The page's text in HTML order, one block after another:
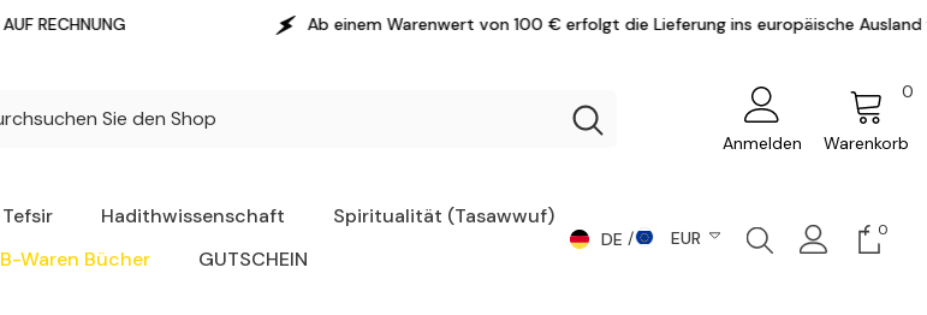
Ab einem Warenwert von 100 € erfolgt die Lieferung ins europäische Ausland versandkostenfrei.
Anmelden Warenkorb
00
Tefsir Hadithwissenschaft
Spiritualität (Tasawwuf)
B-Waren Bücher GUTSCHEIN
DE
EUR
0